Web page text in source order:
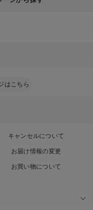
はこちら
キャンセルについて
お届け情報の変更
お買い物について